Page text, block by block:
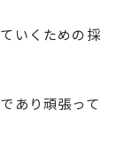
いくための採
あり頑張って